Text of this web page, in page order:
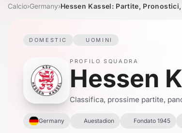
Calcio›Germany›Hessen Kassel: Partite, Pronostici,
DOMESTIC UOMINI
PROFILO SQUADRA
Hessen
Classifica, prossime partite,
Germany Auestadion Fondato 1945